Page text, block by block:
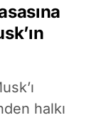
halkı